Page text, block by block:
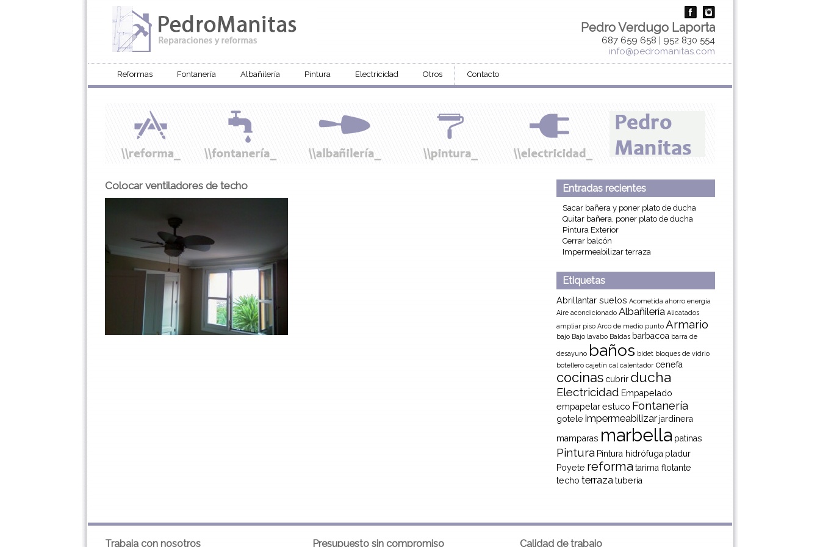
Pedro Verdugo Laporta
687 659 658 | 952 830 554
info@pedromanitas.com
Reformas Fontanería Albañilería Pintura Electricidad Otros Contacto
Colocar ventiladores de techo Entradas recientes
Sacar bañera y poner plato de ducha
Quitar bañera, poner plato de ducha
Pintura Exterior
Cerrar balcón
Impermeabilizar terraza
Etiquetas
Abrillantar suelos Acometida ahorro energia
Aire acondicionado Albañilería Alicatados
ampliar piso Arco de medio punto Armario
bajo Bajo lavabo Baldas barbacoa barra de
desayuno baños bidet bloques de vidrio
botellero cajetín cal calentador cenefa
cocinas cubrir ducha
Electricidad Empapelado
empapelarestuco Fontanería
gotele impermeabilizar jardinera
mamparas marbella patinas
Pintura Pintura hidrófuga pladur
Poyete reformatarima flotante
techo terrazatubería
Trabaja con nosotros Presupuesto sin compromiso Calidad de trabajo